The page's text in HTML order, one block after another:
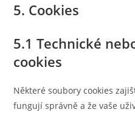
5. Cookies
5.1 Technické
cookies
Některé soubory cookies
fungují správně a že vaše